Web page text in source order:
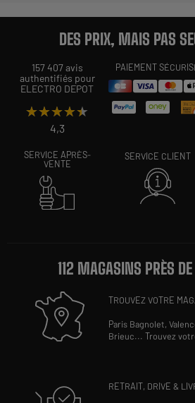
DES PRIX, MAIS PAS
157 407 avis
authentifiés pour
ELECTRO DEPOT
★★★★★
★★★★★
4,3
PAIEMENT
SERVICE APRÈS-
VENTE
SERVICE CLIENT
112 MAGASINS PRÈS DE
TROUVEZ VOTRE
Paris Bagnolet,
Brieuc...Trouvez
RETRAIT, DRIVE &